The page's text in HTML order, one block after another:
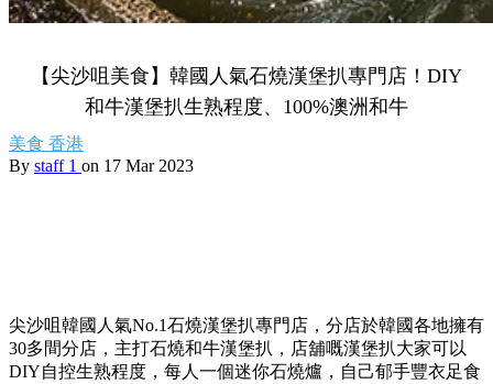
【尖沙咀美食】韓國人氣石燒漢堡扒專門店！DIY
和牛漢堡扒生熟程度、100%澳洲和牛
美食 香港
By staff 1 on 17 Mar 2023
尖沙咀韓國人氣No.1石燒漢堡扒專門店，分店於韓國各地擁有
30多間分店，主打石燒和牛漢堡扒，店舖嘅漢堡扒大家可以
DIY自控生熟程度，每人一個迷你石燒爐，自己郁手豐衣足食